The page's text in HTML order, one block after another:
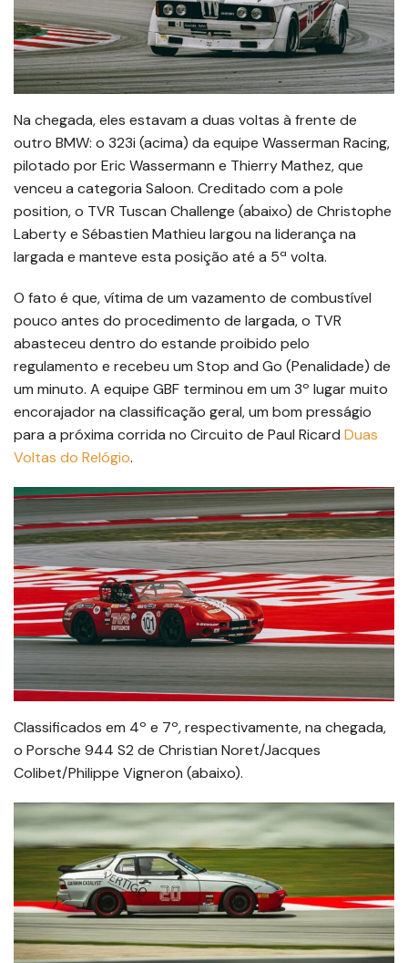
Na chegada, eles estavam a duas voltas à frente de
outro BMW: o 323i (acima) da equipe Wasserman Racing,
pilotado por Eric Wassermann e Thierry Mathez, que
venceu a categoria Saloon. Creditado com a pole
position, o TVR Tuscan Challenge (abaixo) de Christophe
Laberty e Sébastien Mathieu largou na liderança na
largada e manteve esta posição até a 5ª volta.
O fato é que, vítima de um vazamento de combustível
pouco antes do procedimento de largada, o TVR
abasteceu dentro do estande proibido pelo
regulamento e recebeu um Stop and Go (Penalidade) de
um minuto. A equipe GBF terminou em um 3º lugar muito
encorajador na classificação geral, um bom presságio
para a próxima corrida no Circuito de Paul Ricard Duas
Voltas do Relógio.
Classificados em 4º e 7º, respectivamente, na chegada,
o Porsche 944 S2 de Christian Noret/Jacques
Colibet/Philippe Vigneron (abaixo).